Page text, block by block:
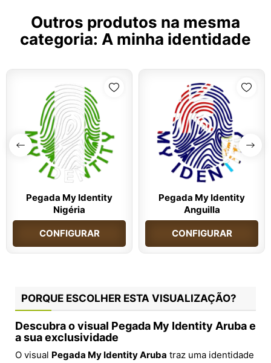
Outros produtos na mesma
categoria: A minha identidade
Pegada My Identity
Nigéria
CONFIGURAR
Pegada My Identity
Anguilla
CONFIGURAR
PORQUE ESCOLHER ESTA VISUALIZAÇÃO?
Descubra o visual Pegada My Identity Aruba e
a sua exclusividade
O visual Pegada My Identity Aruba traz uma identidade